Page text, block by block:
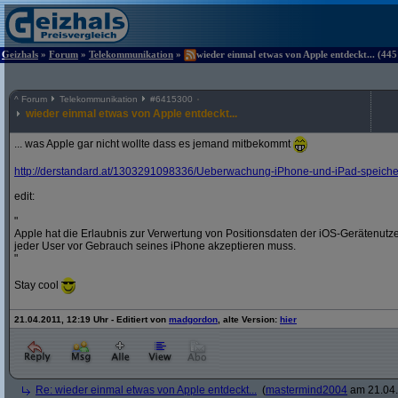
Geizhals » Forum » Telekommunikation » wieder einmal etwas von Apple entdeckt...
^ Forum Telekommunikation #6415300
wieder einmal etwas von Apple entdeckt...
... was Apple gar nicht wollte dass es jemand mitbekommt
http://derstandard.at/1303291098336/Ueberwachung-iPhone-und-iPad-
edit:
"
Apple hat die Erlaubnis zur Verwertung von Positionsdaten der iOS-
jeder User vor Gebrauch seines iPhone akzeptieren muss.
"
Stay cool
21.04.2011, 12:19 Uhr - Editiert von madgordon , alte Version: hier
Re: wieder einmal etwas von Apple entdeckt... (mastermind2004 am